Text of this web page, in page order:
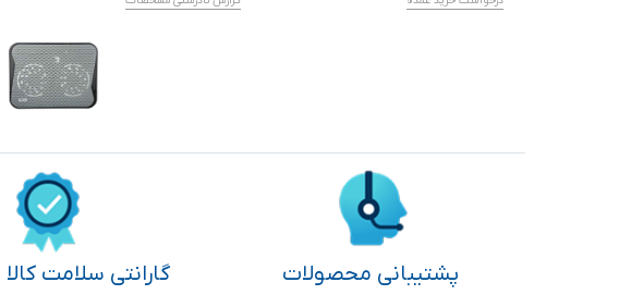
پشتیبانی محصولات گارانتی سلامت